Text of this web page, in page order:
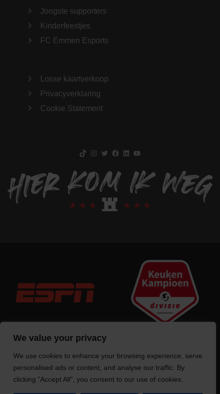
We value your privacy
We use cookies to enhance your browsing experience, serve
personalised ads or content, and analyse our traffic. By
clicking "Accept All", you consent to our use of cookies.
Jongste supporters
Kinderfeestjes
FC Emmen Esports
Losse kaartverkoop
Privacyverklaring
Cookie Statement
Trotse bouwervan deze website